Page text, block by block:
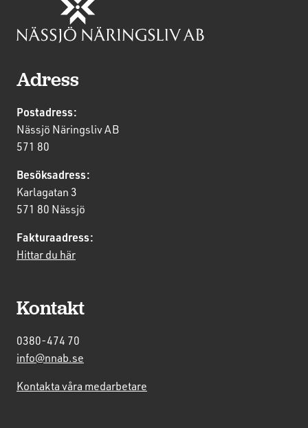
Adress
Postadress:
Nässjö Näringsliv AB
571 80
Besöksadress:
Karlagatan 3
571 80 Nässjö
Fakturaadress:
Hittar du här
Kontakt
0380-474 70
info@nnab.se
Kontakta våra medarbetare